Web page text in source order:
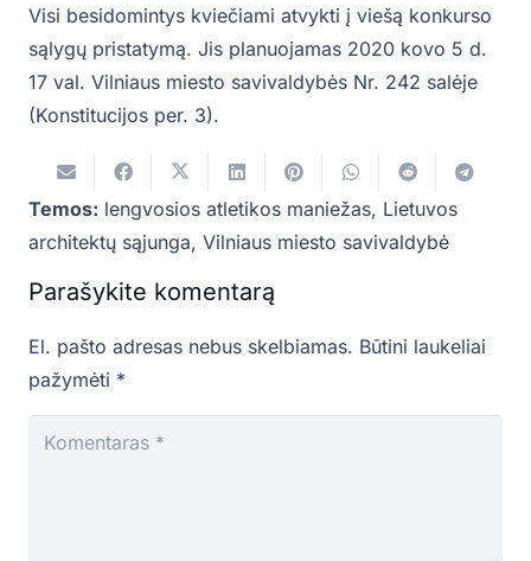
Visi besidomintys kviečiami atvykti į viešą konkurso
sąlygų pristatymą. Jis planuojamas 2020 kovo 5 d.
17 val. Vilniaus miesto savivaldybės Nr. 242 salėje
(Konstitucijos per. 3).
Temos: lengvosios atletikos maniežas, Lietuvos
architektų sąjunga, Vilniaus miesto savivaldybė
Parašykite komentarą
El. pašto adresas nebus skelbiamas. Būtini laukeliai
pažymėti *